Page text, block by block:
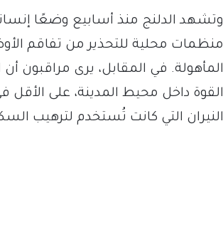
وتشهد الدلنج منذ أسابيع وضعًا
منظمات محلية للتحذير من تفاقم
المأهولة. في المقابل، يرى مراقبون
القوة داخل محيط المدينة، على الأقل
النيران التي كانت تُستخدم لترهيب